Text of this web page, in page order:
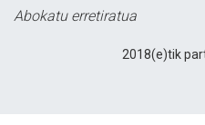
Abokatu erretiratua
2018(e)tik